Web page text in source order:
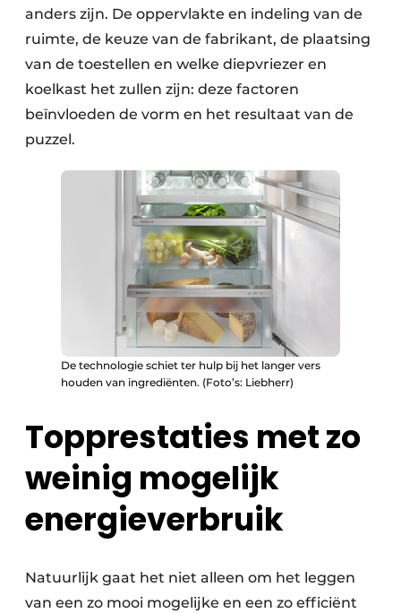
anders zijn. De oppervlakte en indeling van de
ruimte, de keuze van de fabrikant, de plaatsing
van de toestellen en welke diepvriezer en
koelkast het zullen zijn: deze factoren
beïnvloeden de vorm en het resultaat van de
puzzel.
De technologie schiet ter hulp bij het langer vers
houden van ingrediënten. (Foto’s: Liebherr)
Topprestaties met zo
weinig mogelijk
energieverbruik
Natuurlijk gaat het niet alleen om het leggen
van een zo mooi mogelijke en een zo efficiënt